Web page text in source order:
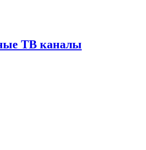
ТВ каналы